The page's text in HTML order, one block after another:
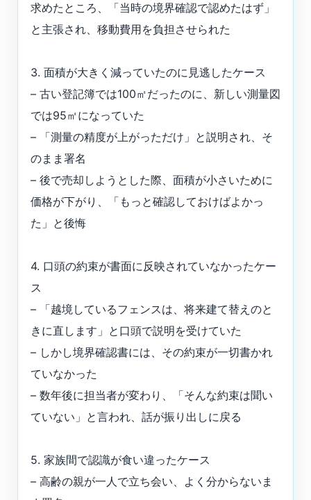
求めたところ、「当時の境界確認で認めたはず」
と主張され、移動費用を負担させられた
3. 面積が大きく減っていたのに見逃したケース
– 古い登記簿では100㎡だったのに、新しい測量図
では95㎡になっていた
– 「測量の精度が上がっただけ」と説明され、そ
のまま署名
– 後で売却しようとした際、面積が小さいために
価格が下がり、「もっと確認しておけばよかっ
た」と後悔
4. 口頭の約束が書面に反映されていなかったケー
ス
– 「越境しているフェンスは、将来建て替えのと
きに直します」と口頭で説明を受けていた
– しかし境界確認書には、その約束が一切書かれ
ていなかった
– 数年後に担当者が変わり、「そんな約束は聞い
ていない」と言われ、話が振り出しに戻る
5. 家族間で認識が食い違ったケース
– 高齢の親が一人で立ち会い、よく分からないま